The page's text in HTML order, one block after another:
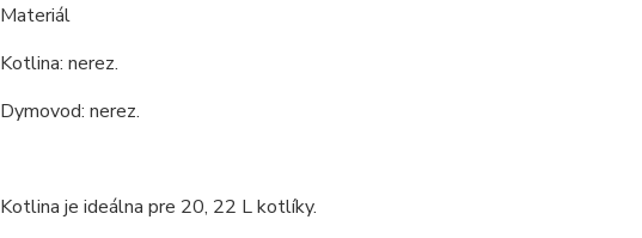
Materiál
Kotlina: nerez.
Dymovod: nerez.
Kotlina je ideálna pre 20, 22 L kotlíky.